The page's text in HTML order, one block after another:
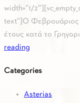
width=”1/
text”]Ο Φεβρουάριος
έτους κατά το
reading
Categories
Asterias